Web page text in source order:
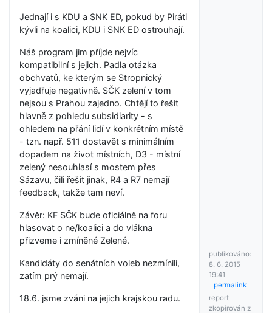
Jednají i s KDU a SNK ED, pokud by Piráti
kývli na koalici, KDU i SNK ED ostrouhají.
Náš program jim příjde nejvíc
kompatibilní s jejich. Padla otázka
obchvatů, ke kterým se Stropnický
vyjadřuje negativně. SČK zelení v tom
nejsou s Prahou zajedno. Chtějí to řešit
hlavně z pohledu subsidiarity - s
ohledem na přání lidí v konkrétním místě
- tzn. např. 511 dostavět s minimálním
dopadem na život místních, D3 - místní
zelený nesouhlasí s mostem přes
Sázavu, čili řešit jinak, R4 a R7 nemají
feedback, takže tam neví.
Závěr: KF SČK bude oficiálně na foru
hlasovat o ne/koalici a do vlákna
přizveme i zmíněné Zelené.
Kandidáty do senátních voleb nezmínili,
zatím prý nemají.
18.6. jsme zváni na jejich krajskou radu.
publikováno:
8. 6. 2015
19:41
permalink
report
zkopírován z